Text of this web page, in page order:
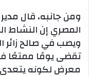
ومن جانبه، قال
المصري إن النشاط
ويصب في صالح
تقضى يومًا ممتعًا
معرض لكونه يتعدى